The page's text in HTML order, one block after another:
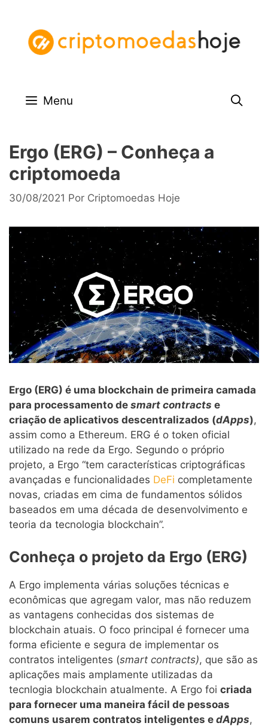
conteúdo
Menu
Ergo (ERG) – Conheça a
criptomoeda
30/08/2021 Por Criptomoedas Hoje
Ergo (ERG) é uma blockchain de primeira camada
para processamento de smart contracts e
criação de aplicativos descentralizados (dApps),
assim como a Ethereum. ERG é o token oficial
utilizado na rede da Ergo. Segundo o próprio
projeto, a Ergo “tem características criptográficas
avançadas e funcionalidades DeFi completamente
novas, criadas em cima de fundamentos sólidos
baseados em uma década de desenvolvimento e
teoria da tecnologia blockchain”.
Conheça o projeto da Ergo (ERG)
A Ergo implementa várias soluções técnicas e
econômicas que agregam valor, mas não reduzem
as vantagens conhecidas dos sistemas de
blockchain atuais. O foco principal é fornecer uma
forma eficiente e segura de implementar os
contratos inteligentes (smart contracts), que são as
aplicações mais amplamente utilizadas da
tecnlogia blockchain atualmente. A Ergo foi criada
para fornecer uma maneira fácil de pessoas
comuns usarem contratos inteligentes e dApps,